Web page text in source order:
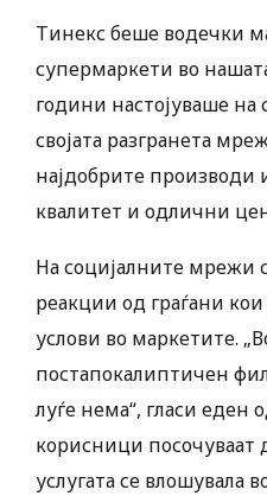
Тинекс беше водечки
супермаркети во
години настојуваше
својата разгранета
најдобрите производи
квалитет и одлични
На социјалните мрежи
реакции од граѓани
услови во маркетите.
постапокалиптичен
луѓе нема“, гласи еден
корисници посочуваат
услугата се влошувала